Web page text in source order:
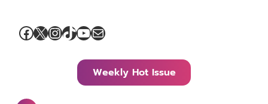
Facebook
X Instagram
TikTok
YouTube
Mail
Weekly Hot Issue